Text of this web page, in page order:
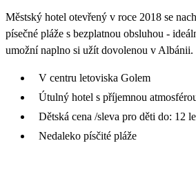
Městský hotel otevřený v roce 2018 se
písečné pláže s bezplatnou obsluhou -
umožní naplno si užít dovolenou v Albánii.
V centru letoviska Golem
Útulný hotel s příjemnou
Dětská cena /sleva pro děti do: 12
Nedaleko písčité pláže